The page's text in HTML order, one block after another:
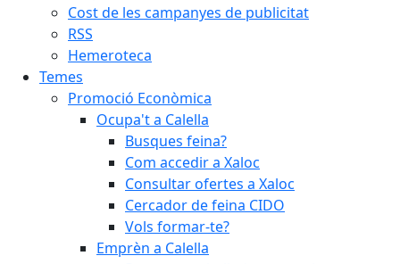
Cost de les campanyes de publicitat
RSS
Hemeroteca
Temes
Promoció Econòmica
Ocupa't a Calella
Busques feina?
Com accedir a Xaloc
Consultar ofertes a Xaloc
Cercador de feina CIDO
Vols formar-te?
Emprèn a Calella